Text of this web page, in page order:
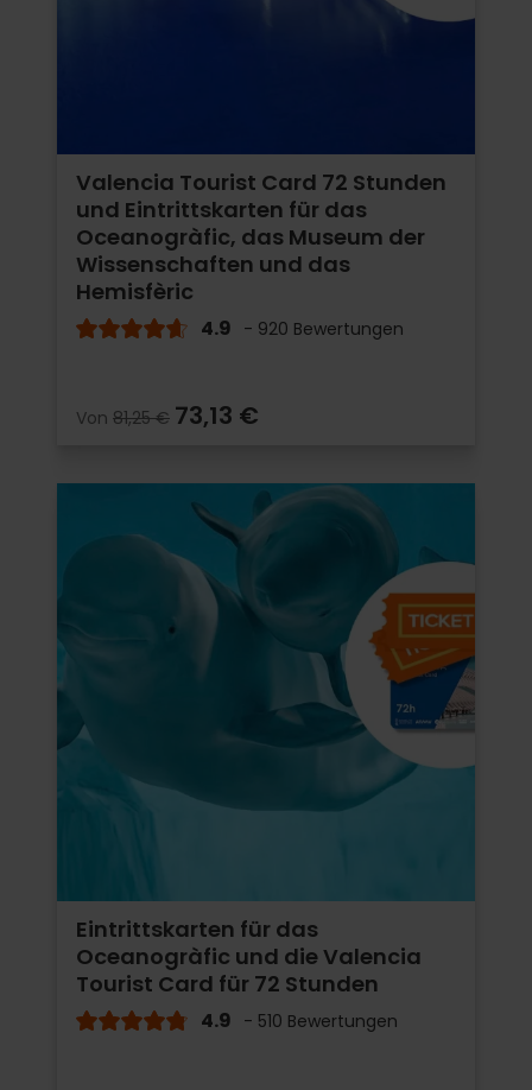
Valencia Tourist Card 72 Stunden
und Eintrittskarten für das
Oceanogràfic, das Museum der
Wissenschaften und das
Hemisfèric
4.9 - 920 Bewertungen
Von 81,25 € 73,13 €
Eintrittskarten für das
Oceanogràfic und die Valencia
Tourist Card für 72 Stunden
4.9 - 510 Bewertungen